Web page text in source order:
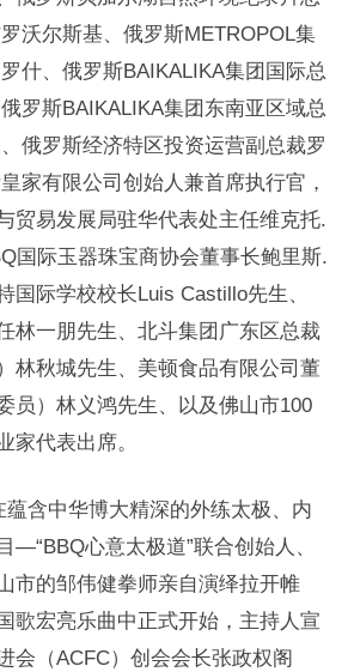
沃尔斯基、俄罗斯METROPOL集
什、俄罗斯BAIKALIKA集团国际总
罗斯BAIKALIKA集团东南亚区域总
俄罗斯经济特区投资运营副总裁罗
家有限公司创始人兼首席执行官，
贸易发展局驻华代表处主任维克托.
国际玉器珠宝商协会董事长鲍里斯.
国际学校校长Luis Castillo先生、
林一朋先生、北斗集团广东区总裁
林秋城先生、美顿食品有限公司董
员）林义鸿先生、以及佛山市100
家代表出席。
蕴含中华博大精深的外练太极、内
—“BBQ心意太极道”联合创始人、
市的邹伟健拳师亲自演绎拉开帷
歌宏亮乐曲中正式开始，主持人宣
会（ACFC）创会会长张政权阁